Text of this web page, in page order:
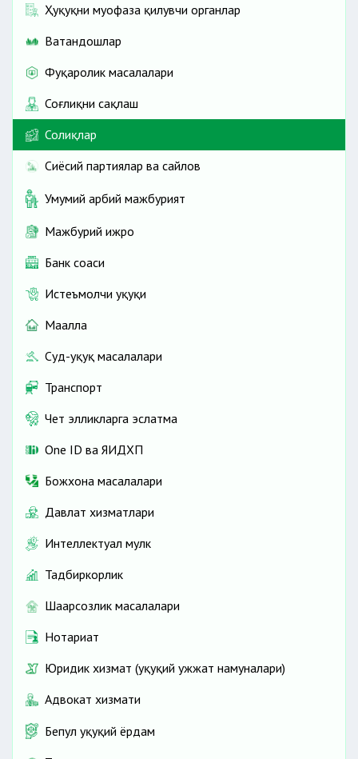
Ҳуқуқни муҳофаза қилувчи органлар
Ватандошлар
Фуқаролик масалалари
Соғлиқни сақлаш
Солиқлар
Сиёсий партиялар ва сайлов
Умумий ҳарбий мажбурият
Мажбурий ижро
Банк соҳаси
Истеъмолчи ҳуқуқи
Маҳалла
Суд-ҳуқуқ масалалари
Транспорт
Чет элликларга эслатма
One ID ва ЯИДХП
Божхона масалалари
Давлат хизматлари
Интеллектуал мулк
Тадбиркорлик
Шаҳарсозлик масалалари
Нотариат
Юридик хизмат (ҳуқуқий ҳужжат намуналари)
Адвокат хизмати
Бепул ҳуқуқий ёрдам